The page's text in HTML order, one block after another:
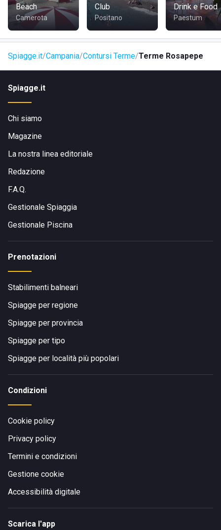
Beach
Camerota
Club
Positano
Drink e Food
Paestum
Spiagge.it Campania Contursi Terme Terme Rosapepe
Spiagge.it
Chi siamo
Magazine
La nostra linea editoriale
Redazione
F.A.Q.
Gestionale Spiaggia
Gestionale Piscina
Prenotazioni
Stabilimenti balneari
Spiagge per regione
Spiagge per provincia
Spiagge per tipo
Spiagge per località più popolari
Condizioni
Cookie policy
Privacy policy
Termini e condizioni
Gestione cookie
Accessibilità digitale
Scarica l'app